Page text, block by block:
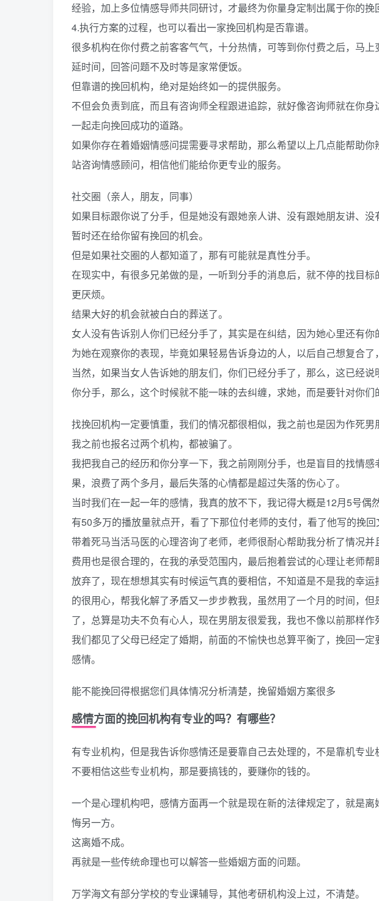
经验，加上多位情感导师共同研讨，才最终为你量身定制出属于你的挽
4.执行方案的过程，也可以看出一家挽回机构是否靠谱。
很多机构在你付费之前客客气气，十分热情，可等到你付费之后，马
延时间，回答问题不及时等是家常便饭。
但靠谱的挽回机构，绝对是始终如一的提供服务。
不但会负责到底，而且有咨询师全程跟进追踪，就好像咨询师就在你
一起走向挽回成功的道路。
如果你存在着婚姻情感问提需要寻求帮助，那么希望以上几点能帮助
站咨询情感顾问，相信他们能给你更专业的服务。
社交圈（亲人，朋友，同事）
如果目标跟你说了分手，但是她没有跟她亲人讲、没有跟她朋友讲、
暂时还在给你留有挽回的机会。
但是如果社交圈的人都知道了，那有可能就是真性分手。
在现实中，有很多兄弟做的是，一听到分手的消息后，就不停的找目
更厌烦。
结果大好的机会就被白白的葬送了。
女人没有告诉别人你们已经分手了，其实是在纠结，因为她心里还有
为她在观察你的表现，毕竟如果轻易告诉身边的人，以后自己想复合了
当然，如果当女人告诉她的朋友们，你们已经分手了，那么，这已经
你分手，那么，这个时候就不能一味的去纠缠，求她，而是要针对你们
找挽回机构一定要慎重，我们的情况都很相似，我之前也是因为作死男
我之前也报名过两个机构，都被骗了。
我把我自己的经历和你分享一下，我之前刚刚分手，也是盲目的找情
果，浪费了两个多月，最后失落的心情都是超过失落的伤心了。
当时我们在一起一年的感情，我真的放不下，我记得大概是12月5号偶
有50多万的播放量就点开，看了下那位付老师的支付，看了他写的挽回
带着死马当活马医的心理咨询了老师，老师很耐心帮助我分析了情况
费用也是很合理的，在我的承受范围内，最后抱着尝试的心理让老师
放弃了，现在想想其实有时候运气真的要相信，不知道是不是我的幸
的很用心，帮我化解了矛盾又一步步教我，虽然用了一个月的时间，
了，总算是功夫不负有心人，现在男朋友很爱我，我也不像以前那样作
我们都见了父母已经定了婚期，前面的不愉快也总算平衡了，挽回一
感情。
能不能挽回得根据您们具体情况分析清楚，挽留婚姻方案很多
感情方面的挽回机构有专业的吗？有哪些？
有专业机构，但是我告诉你感情还是要靠自己去处理的，不是靠机专业
不要相信这些专业机构，那是要搞钱的，要赚你的钱的。
一个是心理机构吧，感情方面再一个就是现在新的法律规定了，就是
悔另一方。
这离婚不成。
再就是一些传统命理也可以解答一些婚姻方面的问题。
万学海文有部分学校的专业课辅导，其他考研机构没上过，不清楚。